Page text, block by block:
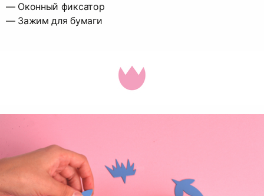
— Оконный фиксатор
— Зажим для бумаги